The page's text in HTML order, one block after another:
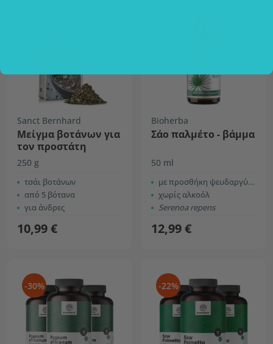
Sanct Bernhard
Μείγμα βοτάνων για
τον προστάτη
250 g
τσάι βοτάνων
από 5 βότανα
για άνδρες
10,99 €
Bioherba
Σάο παλμέτο - βάμμα
50 ml
με προσθήκη ψευδαργύρου
χωρίς αλκοόλ
Serenoa repens
12,99 €
-30% -22%